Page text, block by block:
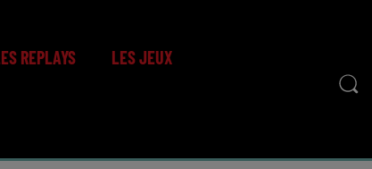
REPLAYS LES JEUX